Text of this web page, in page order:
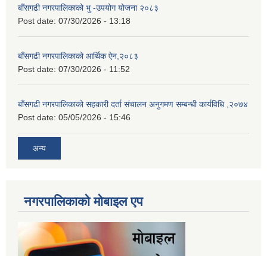
बाँसगढी नगरपालिकाको भु -उपयोग योजना २०८३
Post date: 07/30/2026 - 13:18
बाँसगढी नगरपालिकाको आर्थिक ऐन,२०८३
Post date: 07/30/2026 - 11:52
बाँसगढी नगरपालिकाको सहकारी दर्ता संचालन अनुगमण सम्बन्धी कार्यविधि ,२०७४
Post date: 05/05/2026 - 15:46
अन्य
नगरपालिकाकाे माेबाइल एप